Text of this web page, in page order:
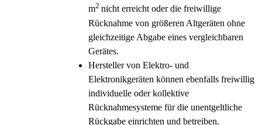
m2 nicht erreicht oder die freiwillige
Rücknahme von größeren Altgeräten ohne
gleichzeitige Abgabe eines vergleichbaren
Gerätes.
Hersteller von Elektro- und
Elektronikgeräten können ebenfalls freiwillig
individuelle oder kollektive
Rücknahmesysteme für die unentgeltliche
Rückgabe einrichten und betreiben.